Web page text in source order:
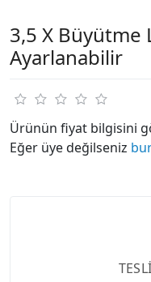
3,5 X Büyütme
Ayarlanabilir
Ürünün fiyat bilgisini
Eğer üye değilseniz